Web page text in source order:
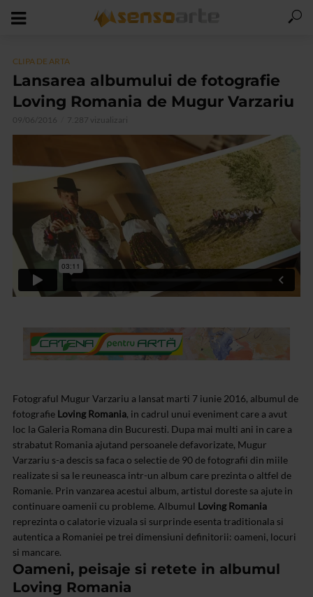
CLIPA DE ARTA
Lansarea albumului de fotografie
Loving Romania de Mugur Varzariu
09/06/2016 7.287 vizualizari
Fotograful Mugur Varzariu a lansat marti 7 iunie 2016, albumul de
fotografie Loving Romania, in cadrul unui eveniment care a avut
loc la Galeria Romana din Bucuresti. Dupa mai multi ani in care a
strabatut Romania ajutand persoanele defavorizate, Mugur
Varzariu s-a descis sa faca o selectie de 90 de fotografii din miile
realizate si sa le reuneasca intr-un album care prezinta o altfel de
Romanie. Prin vanzarea acestui album, artistul doreste sa ajute in
continuare oamenii cu probleme. Albumul Loving Romania
reprezinta o calatorie vizuala si surprinde esenta traditionala si
autentica a Romaniei pe trei dimensiuni definitorii: oameni, locuri
si mancare.
Oameni, peisaje si retete in albumul
Loving Romania